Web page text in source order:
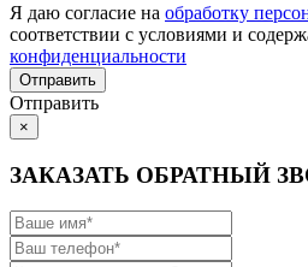
Я даю согласие на обработку
соответствии с условиями и
конфиденциальности
Отправить
×
ЗАКАЗАТЬ ОБРАТНЫЙ